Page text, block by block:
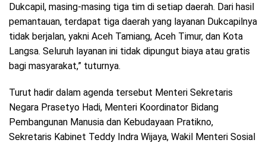
Dukcapil, masing-masing tiga tim di setiap daerah. Dari hasil
pemantauan, terdapat tiga daerah yang layanan Dukcapilnya
tidak berjalan, yakni Aceh Tamiang, Aceh Timur, dan Kota
Langsa. Seluruh layanan ini tidak dipungut biaya atau gratis
bagi masyarakat,” tuturnya.
Turut hadir dalam agenda tersebut Menteri Sekretaris
Negara Prasetyo Hadi, Menteri Koordinator Bidang
Pembangunan Manusia dan Kebudayaan Pratikno,
Sekretaris Kabinet Teddy Indra Wijaya, Wakil Menteri Sosial